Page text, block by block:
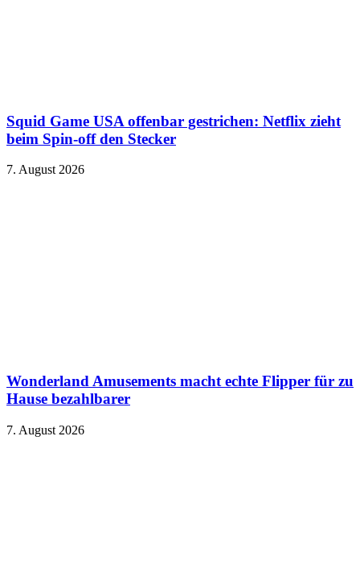
Squid Game USA offenbar gestrichen: Netflix zieht
beim Spin-off den Stecker
7. August 2026
Wonderland Amusements macht echte Flipper für zu
Hause bezahlbarer
7. August 2026